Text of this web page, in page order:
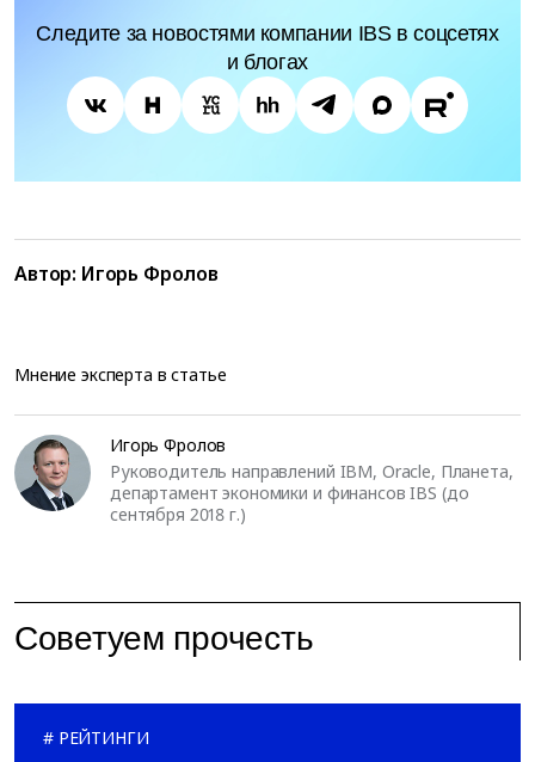
Следите за новостями компании IBS в соцсетях
и блогах
Автор: Игорь Фролов
Мнение эксперта в статье
Игорь Фролов
Руководитель направлений IBM, Oracle, Планета,
департамент экономики и финансов IBS (до
сентября 2018 г.)
Советуем прочесть
РЕЙТИНГИ